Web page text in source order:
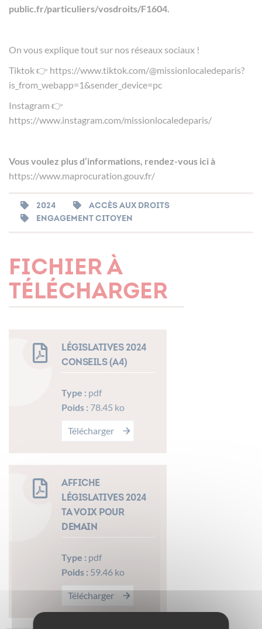
public.fr/particuliers/vosdroits/F1604.
On vous explique tout sur nos réseaux sociaux !
Tiktok 👉 https://www.tiktok.com/@missionlocaledeparis?
is_from_webapp=1&sender_device=pc
Instagram 👉
https://www.instagram.com/missionlocaledeparis/
Vous voulez plus d’informations, rendez-vous icià
https://www.maprocuration.gouv.fr/
2024
ACCÈS AUX DROITS
ENGAGEMENT CITOYEN
FICHIER À
TÉLÉCHARGER
Législatives 2024
Conseils (A4)
Type : pdf
Poids : 78.45 ko
Télécharger
Affiche
Législatives 2024
Ta voix pour
demain
Type : pdf
Poids : 59.46 ko
Télécharger